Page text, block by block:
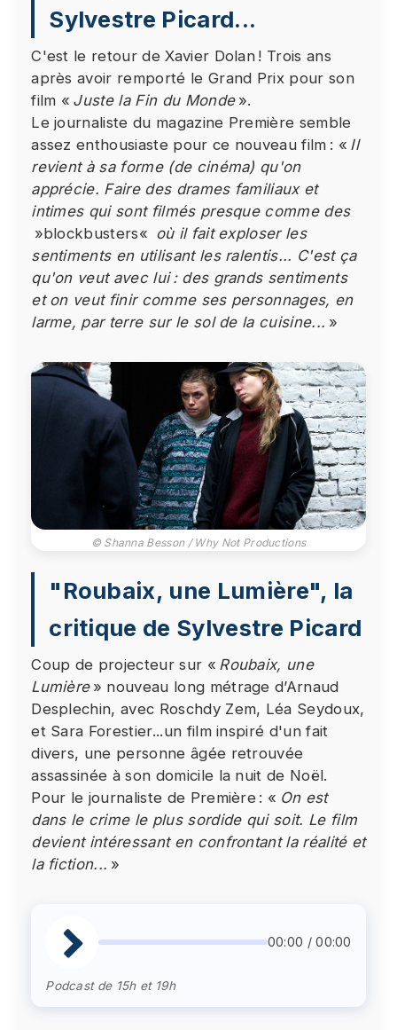
Sylvestre Picard...
C'est le retour de Xavier Dolan ! Trois ans
après avoir remporté le Grand Prix pour son
film « Juste la Fin du Monde».
Le journaliste du magazine Première semble
assez enthousiaste pour ce nouveau film : « Il
revient à sa forme (de cinéma) qu'on
apprécie. Faire des drames familiaux et
intimes qui sont filmés presque comme des
»blockbusters« où il fait exploser les
sentiments en utilisant les ralentis... C'est ça
qu'on veut avec lui : des grands sentiments
et on veut finir comme ses personnages, en
larme, par terre sur le sol de la cuisine... »
© Shanna Besson / Why Not Productions
"Roubaix, une Lumière", la
critique de Sylvestre Picard
Coup de projecteur sur « Roubaix, une
Lumière» nouveau long métrage d’Arnaud
Desplechin, avec Roschdy Zem, Léa Seydoux,
et Sara Forestier...un film inspiré d'un fait
divers, une personne âgée retrouvée
assassinée à son domicile la nuit de Noël.
Pour le journaliste de Première : « On est
dans le crime le plus sordide qui soit. Le film
devient intéressant en confrontant la réalité et
la fiction... »
00:00 / 00:00
Podcast de 15h et 19h